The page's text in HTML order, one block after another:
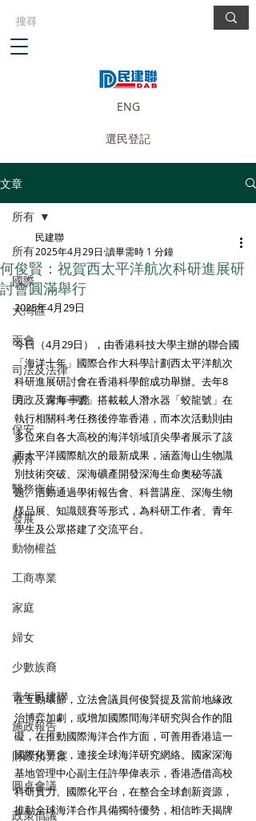
ENG
選民登記
文章
所有
國際
大灣區
兩會
司法及法律
民政及青年事務
保安
教育
醫務衛生
發展
動物權益
工商專業
家庭
婦女
少數族裔
青年民建聯
施政報告
財政預算案
圓桌會議
政策倡議
所有
何俊賢：祝賀西太平洋航次科研進展研
討會圓滿舉行
民建聯
2025年4月29日 讀畢需時 1 分鐘
2025年4月29日
今日（4月29日），由香港科技大學主辦的聯合國
「海洋十年」國際合作大科學計劃西太平洋航次
科研進展研討會在香港科學館成功舉辦。去年8
月，「深海一號」搭載載人潛水器「蛟龍號」在
執行相關科考任務後停靠香港，而本次活動則由
多位來自各大高校的海洋領域頂尖學者展示了該
西太平洋國際航次的最新成果，涵蓋海山生物識
別技術突破、深海礦產開發深海生命奧秘等議
題。活動通過學術報告會、科普講座、深海生物
樣品展、知識競賽等形式，為科研工作者、青年
學生及公眾搭建了交流平台。
在互動環節，立法會議員何俊賢提及當前地緣政
治博弈加劇，或增加國際間海洋研究與合作的阻
礙，在推動國際海洋合作方面，可善用香港這一
國際化平台，連接全球海洋研究網絡。國家深海
基地管理中心副主任許學偉表示，香港憑借高校
科研實力、國際化平台，在整合全球創新資源，
推動全球海洋合作具備獨特優勢，相信昨天揭牌